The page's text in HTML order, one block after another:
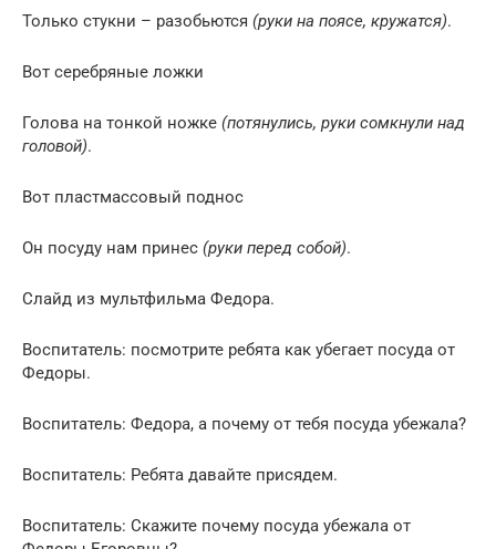
Только стукни – разобьются (руки на поясе, кружатся).
Вот серебряные ложки
Голова на тонкой ножке (потянулись, руки сомкнули над
головой).
Вот пластмассовый поднос
Он посуду нам принес (руки перед собой).
Слайд из мультфильма Федора.
Воспитатель: посмотрите ребята как убегает посуда от
Федоры.
Воспитатель: Федора, а почему от тебя посуда убежала?
Воспитатель: Ребята давайте присядем.
Воспитатель: Скажите почему посуда убежала от